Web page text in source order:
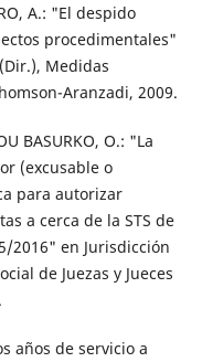
A.: "El despido
procedimentales"
(Dir.), Medidas
Aranzadi, 2009.
BASURKO, O.: "La
(excusable o
para autorizar
a cerca de la STS de
2016" en Jurisdicción
de Juezas y Jueces
años de servicio a